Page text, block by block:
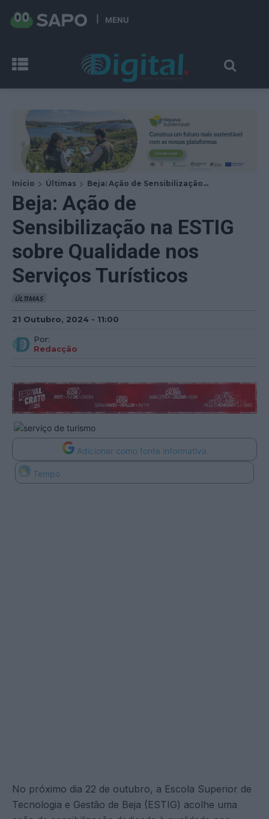
MENU
Início Últimas Beja: Ação de Sensibilização...
Beja: Ação de
Sensibilização na ESTIG
sobre Qualidade nos
Serviços Turísticos
ÚLTIMAS
21 Outubro, 2024 - 11:00
Por:
Redacção
Adicionar como fonte informativa
Tempo
No próximo dia 22 de outubro, a Escola Superior de
Tecnologia e Gestão de Beja (ESTIG) acolhe uma